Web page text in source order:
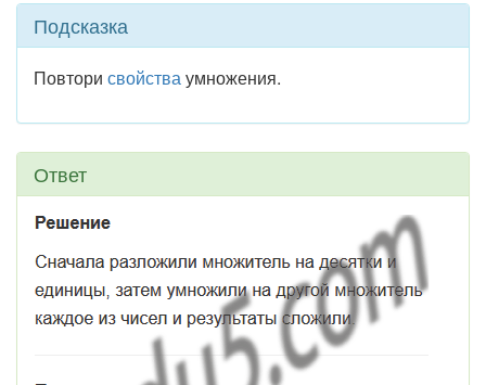
Подсказка
Повтори свойстваумножения.
Ответ